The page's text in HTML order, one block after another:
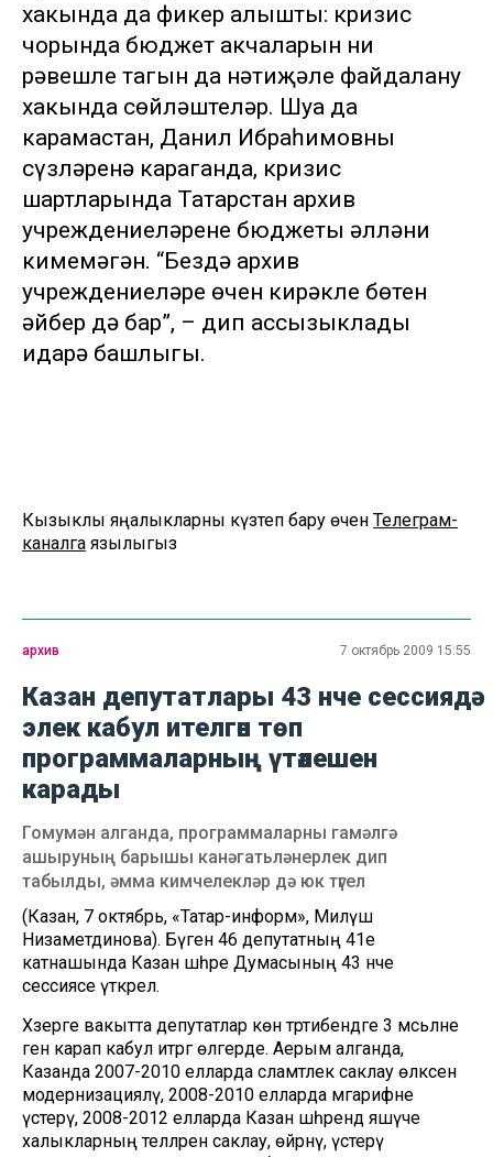
хакында да фикер алышты: кризис
чорында бюджет акчаларын ни
рәвешле тагын да нәтиҗәле файдалану
хакында сөйләштеләр. Шуңа да
карамастан, Данил Ибраһимовның
сүзләренә караганда, кризис
шартларында Татарстан архив
учреждениеләренең бюджеты әлләни
кимемәгән. “Бездә архив
учреждениеләре өчен кирәкле бөтен
әйбер дә бар”, – дип ассызыклады
идарә башлыгы.
Кызыклы яңалыкларны күзәтеп бару өчен Телеграм-
каналга язылыгыз
архив 7 октябрь 2009 15:55
Казан депутатлары 43 нче сессиядә
элек кабул ителгән төп
программаларның үтәлешен
карады
Гомумән алганда, программаларны гамәлгә
ашыруның барышы канәгатьләнерлек дип
табылды, әмма кимчелекләр дә юк түгел
(Казан, 7 октябрь, «Татар-информ», Миләүшә
Низаметдинова). Бүген 46 депутатның 41е
катнашында Казан шәһәре Думасының 43 нче
сессиясе үткәрелә.
Хәзерге вакытта депутатлар көн тәртибендәге 3 мәсьәләне
генә карап кабул итәргә өлгерде. Аерым алганда,
Казанда 2007-2010 елларда сәламәтлек саклау өлкәсен
модернизацияләү, 2008-2010 елларда мәгарифне
үстерү, 2008-2012 елларда Казан шәһәрендә яшәүче
халыкларның телләрен саклау, өйрәнү, үстерү